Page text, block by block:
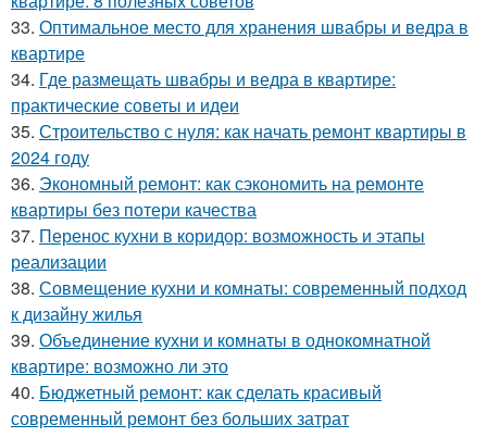
33. Оптимальное место для хранения швабры и ведра в
квартире
34. Где размещать швабры и ведра в квартире:
практические советы и идеи
35. Строительство с нуля: как начать ремонт квартиры в
2024 году
36. Экономный ремонт: как сэкономить на ремонте
квартиры без потери качества
37. Перенос кухни в коридор: возможность и этапы
реализации
38. Совмещение кухни и комнаты: современный подход
к дизайну жилья
39. Объединение кухни и комнаты в однокомнатной
квартире: возможно ли это
40. Бюджетный ремонт: как сделать красивый
современный ремонт без больших затрат